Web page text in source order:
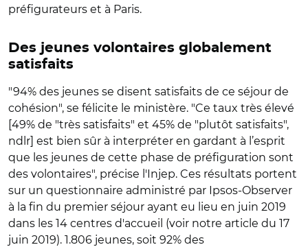
préfigurateurs et à Paris.
Des jeunes volontaires globalement
satisfaits
"94% des jeunes se disent satisfaits de ce séjour de
cohésion", se félicite le ministère. "Ce taux très élevé
[49% de "très satisfaits" et 45% de "plutôt satisfaits",
ndlr] est bien sûr à interpréter en gardant à l’esprit
que les jeunes de cette phase de préfiguration sont
des volontaires", précise l'Injep. Ces résultats portent
sur un questionnaire administré par Ipsos-Observer
à la fin du premier séjour ayant eu lieu en juin 2019
dans les 14 centres d'accueil (voir notre article du 17
juin 2019). 1.806 jeunes, soit 92% des